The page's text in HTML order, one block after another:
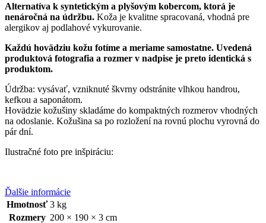
Alternatíva k syntetickým a plyšovým kobercom, ktorá je
nenáročná na údržbu. Koža je kvalitne spracovaná, vhodná pre
alergikov aj podlahové vykurovanie.
Každú hovädziu kožu fotíme a meriame samostatne. Uvedená
produktová fotografia a rozmer v nadpise je preto identická s
produktom.
Údržba: vysávať, vzniknuté škvrny odstránite vlhkou handrou,
kefkou a saponátom.
Hovädzie kožušiny skladáme do kompaktných rozmerov vhodných
na odoslanie. Kožušina sa po rozložení na rovnú plochu vyrovná do
pár dní.
Ilustračné foto pre inšpiráciu:
Ďalšie informácie
Hmotnosť 3 kg
Rozmery 200 × 190 × 3 cm